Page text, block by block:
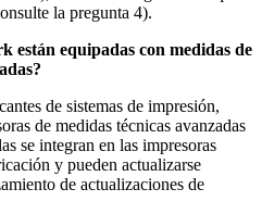
la pregunta 4).
están equipadas con medidas de
de sistemas de impresión,
de medidas técnicas avanzadas
se integran en las impresoras
y pueden actualizarse
de actualizaciones de